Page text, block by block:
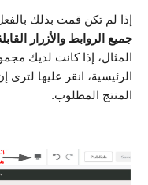
إذا لم تكن قمت بذلك
جميع الروابط والأزرار
المثال، إذا كانت لديك
الرئيسية، انقر عليها
المنتج المطلوب.